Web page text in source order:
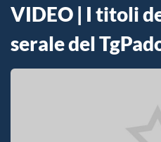
VIDEO | I titoli
serale del